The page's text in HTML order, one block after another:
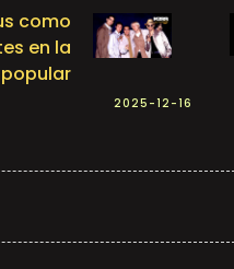
como
en la
2025-12-16